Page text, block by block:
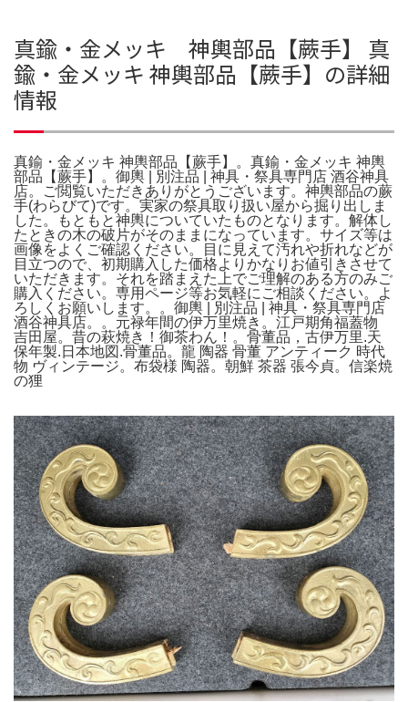
真鍮・金メッキ 神輿部品【蕨手】 真
鍮・金メッキ 神輿部品【蕨手】の詳細
情報
真鍮・金メッキ 神輿部品【蕨手】。真鍮・金メッキ 神輿
部品【蕨手】。御輿 | 別注品 | 神具・祭具専門店 酒谷神具
店。ご閲覧いただきありがとうございます。神輿部品の蕨
手(わらびて)です。実家の祭具取り扱い屋から掘り出しま
した。もともと神輿についていたものとなります。解体し
たときの木の破片がそのままになっています。サイズ等は
画像をよくご確認ください。目に見えて汚れや折れなどが
目立つので、初期購入した価格よりかなりお値引きさせて
いただきます。それを踏まえた上でご理解のある方のみご
購入ください。専用ページ等お気軽にご相談ください。よ
ろしくお願いします。。御輿 | 別注品 | 神具・祭具専門店
酒谷神具店。。元禄年間の伊万里焼き。江戸期角福蓋物
吉田屋。昔の萩焼き！御茶わん！。骨董品，古伊万里.天
保年製.日本地図.骨董品。龍 陶器 骨董 アンティーク 時代
物 ヴィンテージ。布袋様 陶器。朝鮮 茶器 張今貞。信楽焼
の狸